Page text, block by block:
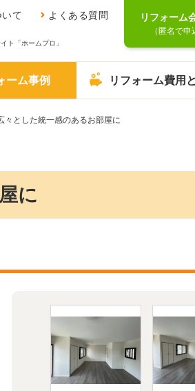
て よくある質問
ト「ホームプロ」
リフォーム
（匿名で申
ーム事例 リフォーム費用
々とした統一感のあるお部屋に
に